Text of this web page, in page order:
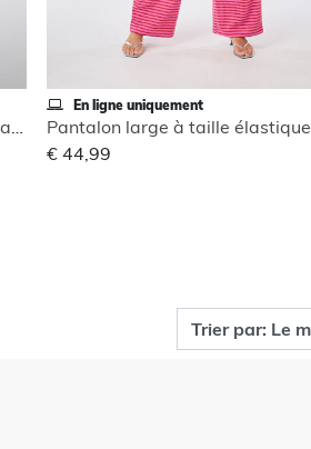
En ligne uniquement
Pantalon large à taille élastique
€ 44,99